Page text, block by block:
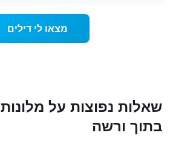
דירוג
כוכבים
התרשים
כולל
מצאו לי דילים
בתוך ורשה